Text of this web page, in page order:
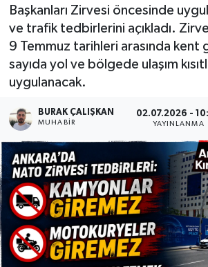
Başkanları Zirvesi öncesinde
ve trafik tedbirlerini açıkladı.
9 Temmuz tarihleri arasında kent
sayıda yol ve bölgede ulaşım
uygulanacak.
BURAK ÇALIŞKAN
MUHABIR
02.07.2026 -
YAYINLANMA